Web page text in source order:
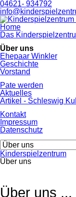
04621- 934792
Navigation
überspringen
Home
Das
Über uns
Ehepaar Winkler
Geschichte
Vorstand
Pate werden
Aktuelles
Artikel - Schleswig
Kontakt
Impressum
Datenschutz
Zielseite
Kinderspielzentrum
Über uns
Über uns ...